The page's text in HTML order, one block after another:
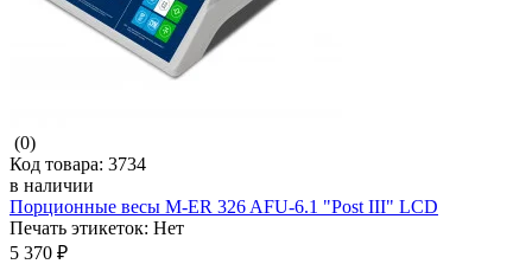
(0)
Код товара: 3734
в наличии
Порционные весы M-ER 326 AFU-6.1 "Post III" LСD
Печать этикеток: Нет
5 370 ₽